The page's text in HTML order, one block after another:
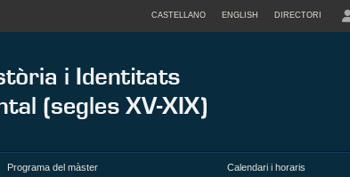
CASTELLANO ENGLISH DIRECTORI
Programa del màster Calendari i horaris